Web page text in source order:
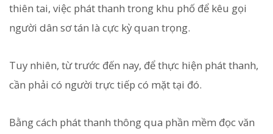
thiên tai, việc phát thanh trong khu phố để kêu gọi
người dân sơ tán là cực kỳ quan trọng.
Tuy nhiên, từ trước đến nay, để thực hiện phát thanh,
cần phải có người trực tiếp có mặt tại đó.
Bằng cách phát thanh thông qua phần mềm đọc văn